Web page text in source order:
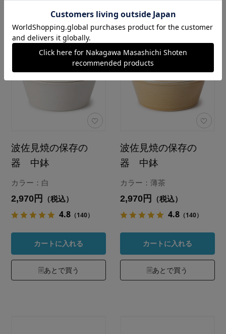
波佐見焼の保存の
器 中鉢
カラー：白
2,970円 （税込）
4.8 （140）
カートに入れる
あとで買う
波佐見焼の保存の
器 中鉢
カラー：薄茶
2,970円 （税込）
4.8 （140）
カートに入れる
あとで買う